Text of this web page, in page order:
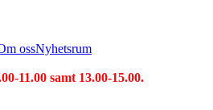
ossNyhetsrum
11.00 samt 13.00-15.00.